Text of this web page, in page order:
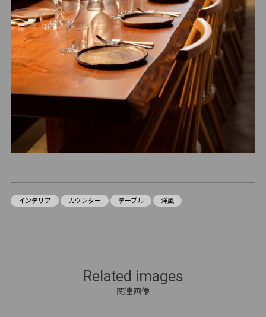
インテリア カウンター テーブル 洋風
Related images
関連画像